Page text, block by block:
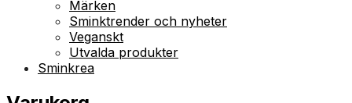
Märken
Sminktrender och nyheter
Veganskt
Utvalda produkter
Sminkrea